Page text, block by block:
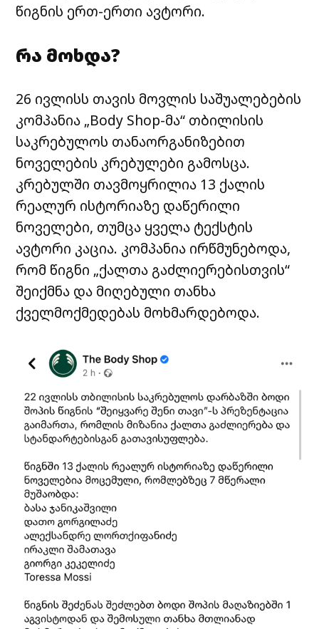
წიგნის ერთ-ერთი ავტორი.
რა მოხდა?
26 ივლისს თავის მოვლის საშუალებების
კომპანია „Body Shop-მა“ თბილისის
საკრებულოს თანაორგანიზებით
ნოველების კრებულები გამოსცა.
კრებულში თავმოყრილია 13 ქალის
რეალურ ისტორიაზე დაწერილი
ნოველები, თუმცა ყველა ტექსტის
ავტორი კაცია. კომპანია ირწმუნებოდა,
რომ წიგნი „ქალთა გაძლიერებისთვის“
შეიქმნა და მიღებული თანხა
ქველმოქმედებას მოხმარდებოდა.